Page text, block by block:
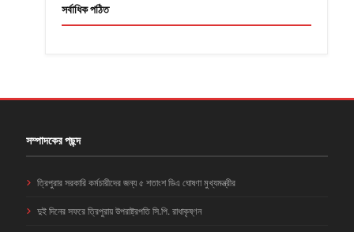
সর্বাধিক পঠিত
সম্পাদকের পছন্দ
ত্রিপুরার সরকারি কর্মচারীদের জন্য ৫ শতাংশ ডিএ ঘোষণা মুখ্যমন্ত্রীর
দুই দিনের সফরে ত্রিপুরায় উপরাষ্ট্রপতি সি.পি. রাধাকৃষ্ণন